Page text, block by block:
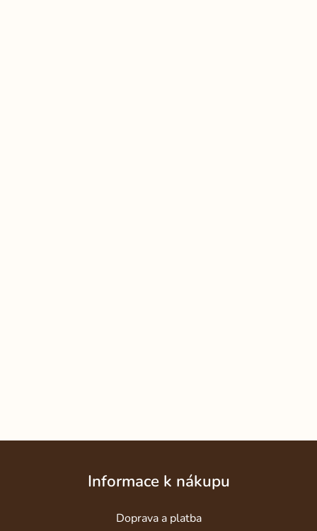
Informace k nákupu
Doprava a platba